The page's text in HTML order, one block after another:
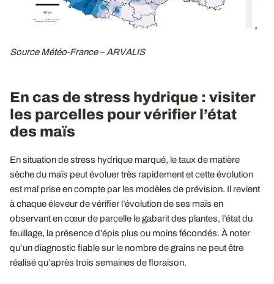
Source Météo-France – ARVALIS
En cas de stress hydrique : visiter
les parcelles pour vérifier l’état
des maïs
En situation de stress hydrique marqué, le taux de matière
sèche du maïs peut évoluer très rapidement et cette évolution
est mal prise en compte par les modèles de prévision. Il revient
à chaque éleveur de vérifier l’évolution de ses maïs en
observant en cœur de parcelle le gabarit des plantes, l’état du
feuillage, la présence d’épis plus ou moins fécondés. À noter
qu’un diagnostic fiable sur le nombre de grains ne peut être
réalisé qu’après trois semaines de floraison.